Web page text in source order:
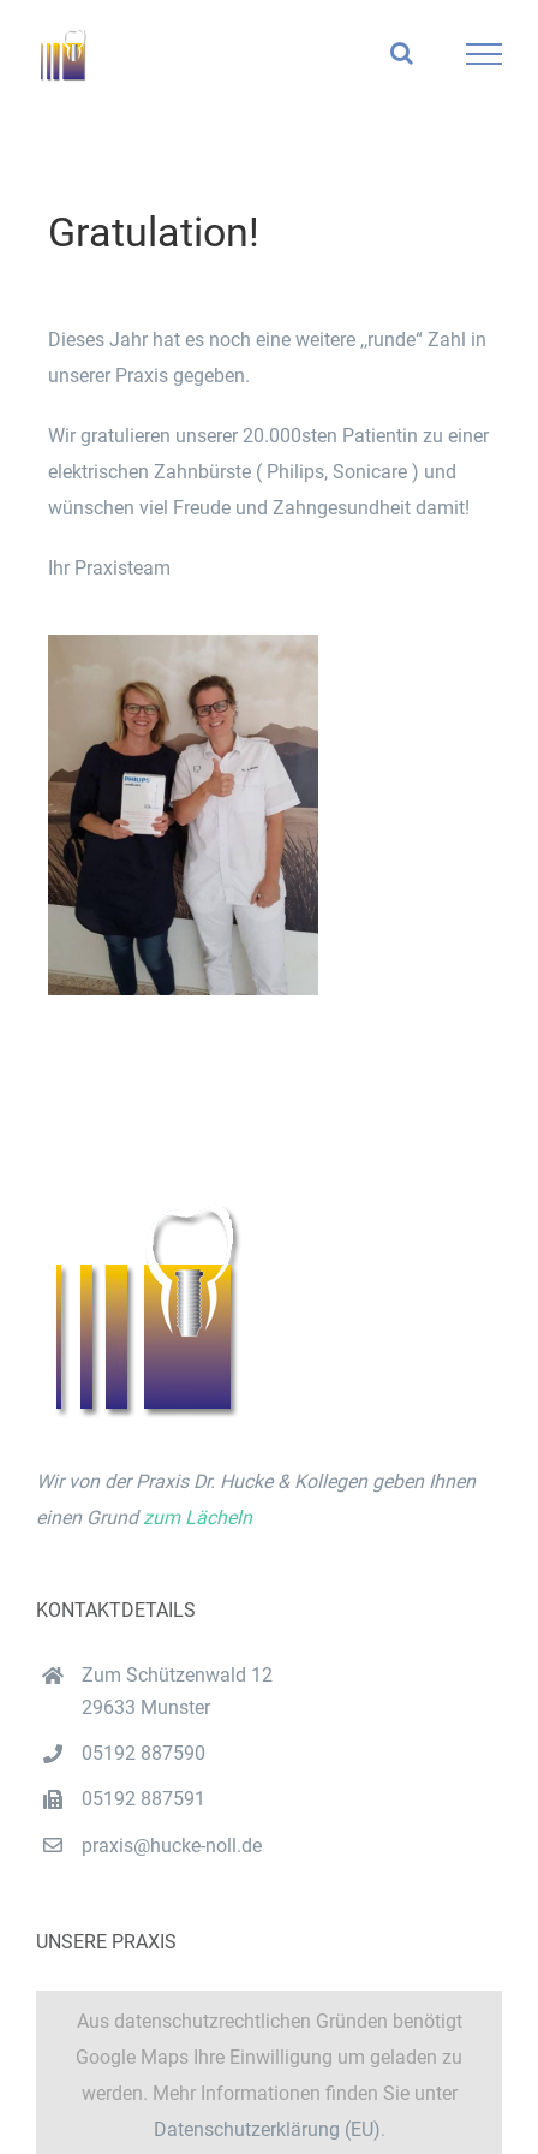
Inhalt
springen
Gratulation!
Dieses Jahr hat es noch eine weitere ,,runde“ Zahl in
unserer Praxis gegeben.
Wir gratulieren unserer 20.000sten Patientin zu einer
elektrischen Zahnbürste ( Philips, Sonicare ) und
wünschen viel Freude und Zahngesundheit damit!
Ihr Praxisteam
Wir von der Praxis Dr. Hucke & Kollegen geben Ihnen
einen Grundzum Lächeln
KONTAKTDETAILS
Zum Schützenwald 12
29633 Munster
05192 887590
05192 887591
praxis@hucke-noll.de
UNSERE PRAXIS
Aus datenschutzrechtlichen Gründen benötigt
Google Maps Ihre Einwilligung um geladen zu
werden. Mehr Informationen finden Sie unter
Datenschutzerklärung (EU).